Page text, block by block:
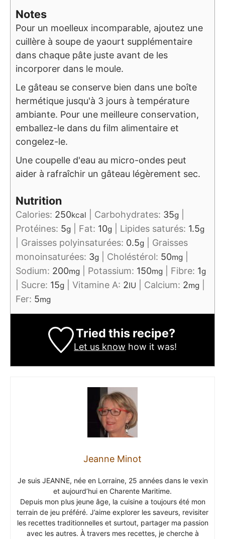
Notes
Pour un moelleux incomparable, ajoutez une
cuillère à soupe de yaourt supplémentaire
dans chaque pâte juste avant de les
incorporer dans le moule.
Le gâteau se conserve bien dans une boîte
hermétique jusqu'à 3 jours à température
ambiante. Pour une meilleure conservation,
emballez-le dans du film alimentaire et
congelez-le.
Une coupelle d'eau au micro-ondes peut
aider à rafraîchir un gâteau légèrement sec.
Nutrition
Calories: 250kcal Carbohydrates: 35g
Protéines: 5g Fat: 10g Lipides saturés: 1.5g
Graisses polyinsaturées: 0.5g
Graisses
monoinsaturées: 3g Choléstérol: 50mg
Sodium: 200mg Potassium: 150mg Fibre: 1g
Sucre: 15g Vitamine A: 2IU Calcium: 2mg
Fer: 5mg
Tried this recipe?
Let us know how it was!
Jeanne Minot
Je suis JEANNE, née en Lorraine, 25 années dans le vexin
et aujourd’hui en Charente Maritime.
Depuis mon plus jeune âge, la cuisine a toujours été mon
terrain de jeu préféré. J’aime explorer les saveurs, revisiter
les recettes traditionnelles et surtout, partager ma passion
avec les autres. À travers mes recettes, je cherche à